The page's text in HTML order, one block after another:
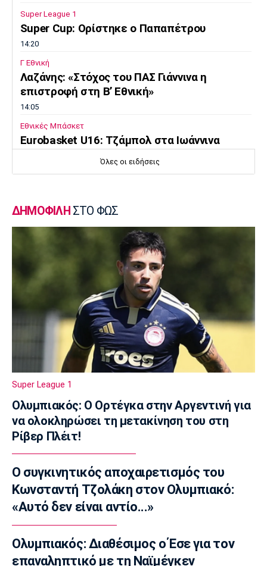
Super League 1
Super Cup: Ορίστηκε ο Παπαπέτρου
14:20
Γ Εθνική
Λαζάνης: «Στόχος του ΠΑΣ Γιάννινα η
επιστροφή στη Β’ Εθνική»
14:05
Εθνικές Μπάσκετ
Eurobasket U16: Τζάμπολ στα Ιωάννινα
EuroLeague
Μπέικοτ
Βιτάλις: «Θα δώσω τα πάντα για την ΑΕΚ»
ΦΩΣ στο Στοίχημα: Ανώτερη η Κραϊόβα
Super League 1
Επίσημο: Στον ΠΑΟΚ ο Γιαννούλης
Βόλεϊ Α Γυναικών
Εθνική Γυναικών: Ισόπαλο το φιλικό με τη
Σουηδία
Βιτάλις
12:20
Ποδόσφαιρο - Διεθνή
Επίσημο: Στην Παλέρμο ο Στρεφέτσα
12:05
Μπάσκετ Α1 Γυναικών
Όλες οι ειδήσεις
ΔΗΜΟΦΙΛΗ ΣΤΟ ΦΩΣ
Super League 1
Ολυμπιακός: Ο Ορτέγκα στην Αργεντινή για
να ολοκληρώσει τη μετακίνηση του στη
Ρίβερ Πλέιτ!
Ο συγκινητικός αποχαιρετισμός του
Κωνσταντή Τζολάκη στον Ολυμπιακό:
«Αυτό δεν είναι αντίο...»
Ολυμπιακός: Διαθέσιμος ο Έσε για τον
επαναληπτικό με τη Ναϊμέγκεν